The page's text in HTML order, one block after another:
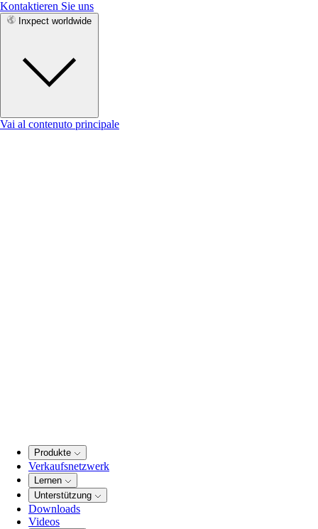
Kontaktieren Sie uns
Inxpect worldwide
Vai al contenuto principale
Produkte
Verkaufsnetzwerk
Lernen
Unterstützung
Downloads
Videos